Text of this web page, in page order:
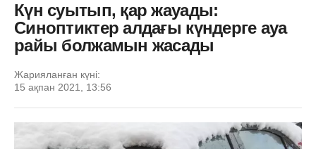
Күн суытып, қар жауады:
Синоптиктер алдағы күндерге ауа
райы болжамын жасады
Жарияланған күні:
15 ақпан 2021, 13:56